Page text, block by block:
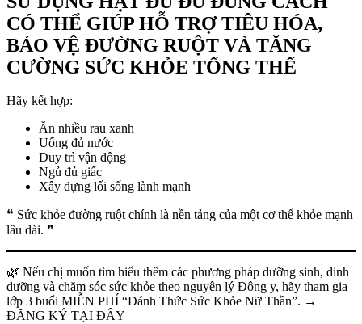
CÓ THỂ GIÚP HỖ TRỢ TIÊU HÓA,
BẢO VỆ ĐƯỜNG RUỘT VÀ TĂNG
CƯỜNG SỨC KHỎE TỔNG THỂ
Hãy kết hợp:
Ăn nhiều rau xanh
Uống đủ nước
Duy trì vận động
Ngủ đủ giấc
Xây dựng lối sống lành mạnh
❝ Sức khỏe đường ruột chính là nền tảng của một cơ thể khỏe mạnh
lâu dài. ❞
🌿 Nếu chị muốn tìm hiểu thêm các phương pháp dưỡng sinh, dinh
dưỡng và chăm sóc sức khỏe theo nguyên lý Đông y, hãy tham gia
lớp 3 buổi MIỄN PHÍ “Đánh Thức Sức Khỏe Nữ Thần”. →
ĐĂNG KÝ TẠI ĐÂY